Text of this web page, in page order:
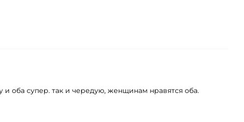
и оба супер. так и чередую, женщинам нравятся оба.